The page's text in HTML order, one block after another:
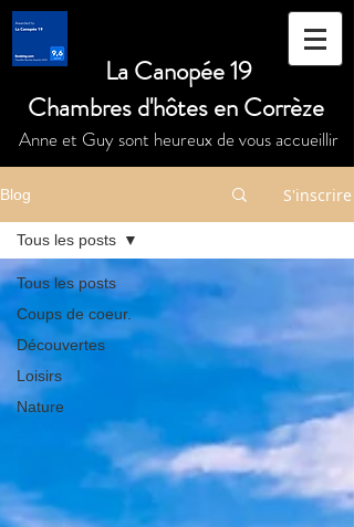
La Canopée 19
Chambres d'hôtes en Corrèze
Anne et Guy sont heureux de vous accueillir
Blog S'inscrire
Tous les posts
Coups de coeur.
Découvertes
Loisirs
Nature
Tous les posts